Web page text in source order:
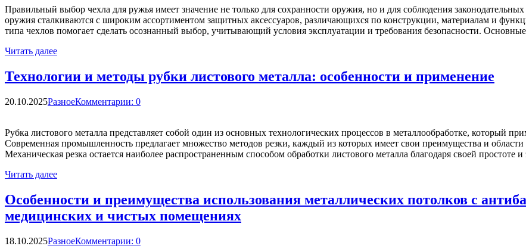
Правильный выбор чехла для ружья имеет значение не только для сохранности оружия, но и для соблюдения
оружия сталкиваются с широким ассортиментом защитных аксессуаров, различающихся по конструкции, материалам и
типа чехлов помогает сделать осознанный выбор, учитывающий условия эксплуатации и требования безопасности.
Читать далее
Технологии и методы рубки листового металла: особенности и применение
20.10.2025РазноеКомментарии: 0
Рубка листового металла представляет собой один из основных технологических процессов в металлообработке, который
Современная промышленность предлагает множество методов резки, каждый из которых имеет свои преимущества и
Механическая резка остается наиболее распространенным способом обработки листового металла благодаря своей простоте
Читать далее
Особенности и преимущества использования металлических потолков с
медицинских и чистых помещениях
18.10.2025РазноеКомментарии: 0